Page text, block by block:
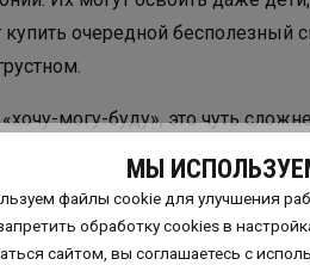
МЫ
файлы cookie для улучшения
обработку сookies в
сайтом, вы соглашаетесь с
очередной бесполезный
могу-буду», это чуть
деталям, не получится